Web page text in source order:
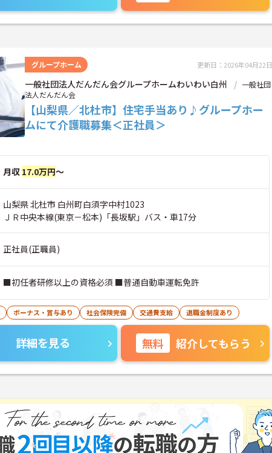
グループホーム 更新日：2026年04月22日
一般社団法人だんだん会グループホームわいわい白州
一般社団
法人だんだん会
【山梨県／北杜市】住宅手当あり♪グループホー
ムにて介護職募集＜正社員＞
月収 17.0万円～
山梨県 北杜市 白州町白須字中村1023
ＪＲ中央本線(東京－松本)「長坂駅」バス・車17分
正社員(正職員)
■初任者研修以上の資格必須 ■普通自動車運転免許
ボーナス・賞与あり 社会保険完備 交通費支給 退職金制度あり
詳細を見る 無料 紹介してもらう